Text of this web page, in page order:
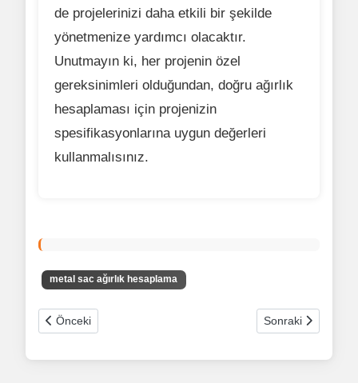
de projelerinizi daha etkili bir şekilde
yönetmenize yardımcı olacaktır.
Unutmayın ki, her projenin özel
gereksinimleri olduğundan, doğru ağırlık
hesaplaması için projenizin
spesifikasyonlarına uygun değerleri
kullanmalısınız.
metal sac ağırlık hesaplama
Önceki makale: Sacdan Adam İletişim
Önceki Sonraki makale:
Sonraki